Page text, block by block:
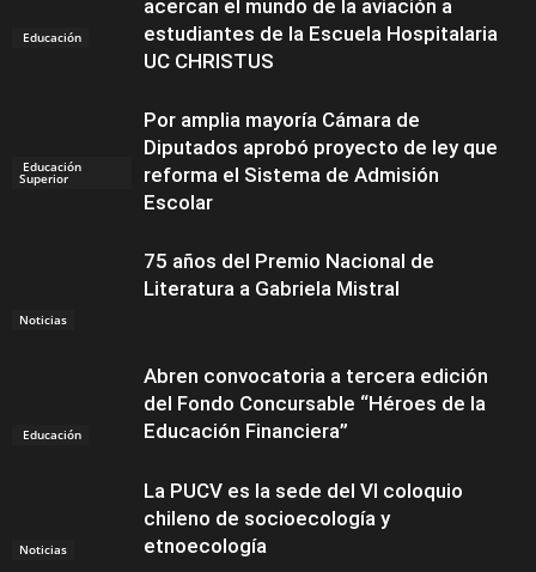
Educación
acercan el mundo de la aviación a
estudiantes de la Escuela Hospitalaria
UC CHRISTUS
Educación
Superior
Por amplia mayoría Cámara de
Diputados aprobó proyecto de ley que
reforma el Sistema de Admisión
Escolar
Noticias
75 años del Premio Nacional de
Literatura a Gabriela Mistral
Educación
Abren convocatoria a tercera edición
del Fondo Concursable “Héroes de la
Educación Financiera”
Noticias
La PUCV es la sede del VI coloquio
chileno de socioecología y
etnoecología